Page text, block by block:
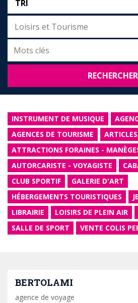
TRI
RECHERCHER
INSTRUMENT DE MUSIQUE
AGENCES DE TOURISME
ATTRACTIONS FORAINES -
AUTORCARISTE - VOYAGISTE
CLUB SPORTIF
GALERIE D'ART
HÉBERGEMENTS TOURISTIQUES
LIBRAIRIE
LOISIRS DE PLEIN AIR
SALLE DE SPORT
VENTE COLIS
BERTOLAMI
agence de voyage